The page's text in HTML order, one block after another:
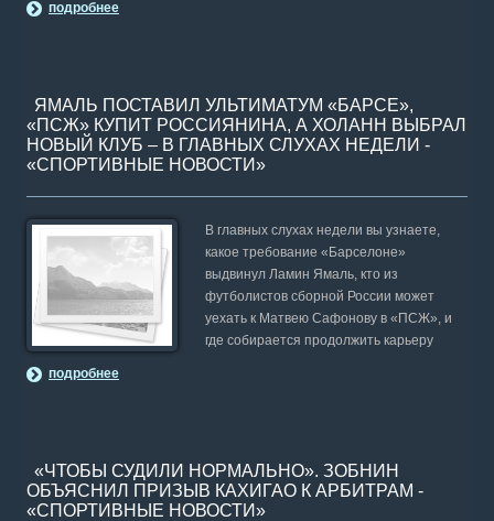
подробнее
ЯМАЛЬ ПОСТАВИЛ УЛЬТИМАТУМ «БАРСЕ»,
«ПСЖ» КУПИТ РОССИЯНИНА, А ХОЛАНН ВЫБРАЛ
НОВЫЙ КЛУБ – В ГЛАВНЫХ СЛУХАХ НЕДЕЛИ -
«СПОРТИВНЫЕ НОВОСТИ»
В главных слухах недели вы узнаете,
какое требование «Барселоне»
выдвинул Ламин Ямаль, кто из
футболистов сборной России может
уехать к Матвею Сафонову в «ПСЖ», и
где собирается продолжить карьеру
подробнее
«ЧТОБЫ СУДИЛИ НОРМАЛЬНО». ЗОБНИН
ОБЪЯСНИЛ ПРИЗЫВ КАХИГАО К АРБИТРАМ -
«СПОРТИВНЫЕ НОВОСТИ»